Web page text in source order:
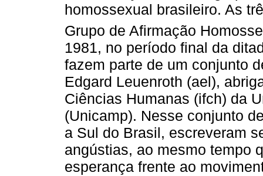
homossexual brasileiro. As
Grupo de Afirmação
1981, no período final da
fazem parte de um conjunto
Edgard Leuenroth (ael),
Ciências Humanas (ifch) da
(Unicamp). Nesse conjunto
a Sul do Brasil, escreveram
angústias, ao mesmo tempo
esperança frente ao